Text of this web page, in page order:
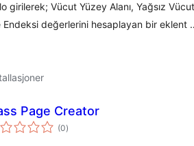
girilerek; Vücut Yüzey Alanı, Yağsız Vücut
Endeksi değerlerini hesaplayan bir eklent
Page Creator
(0totale
vurderinger
)